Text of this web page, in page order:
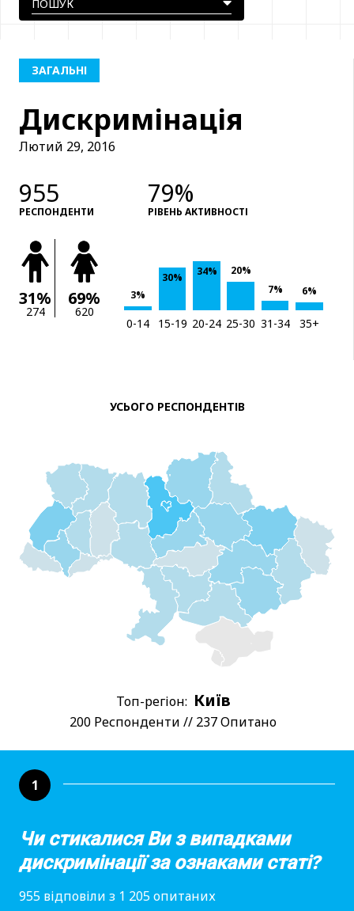
ЗАГАЛЬНІ
Дискримінація
Лютий 29, 2016
955
РЕСПОНДЕНТИ
79%
РІВЕНЬ АКТИВНОСТІ
31%
274
69%
620
3%
30% 34%
20%
7%
6%
0-14 15-19 20-24 25-30 31-34 35+
УСЬОГО РЕСПОНДЕНТІВ
Топ-регіон: Київ
200 Респонденти // 237 Опитано
1
Чи стикалися Ви з випадками
дискримінації за ознаками статі?
955 відповіли з 1 205 опитаних